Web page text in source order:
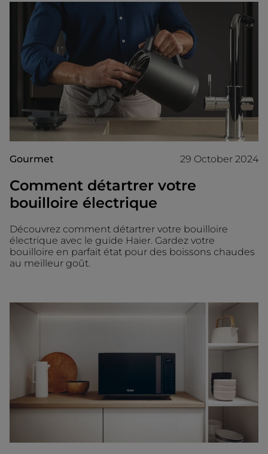
Gourmet 29 October 2024
Comment détartrer votre
bouilloire électrique
Découvrez comment détartrer votre bouilloire
électrique avec le guide Haier. Gardez votre
bouilloire en parfait état pour des boissons chaudes
au meilleur goût.